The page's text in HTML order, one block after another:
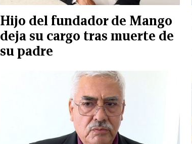
Hijo del fundador de Mango
deja su cargo tras muerte de
su padre